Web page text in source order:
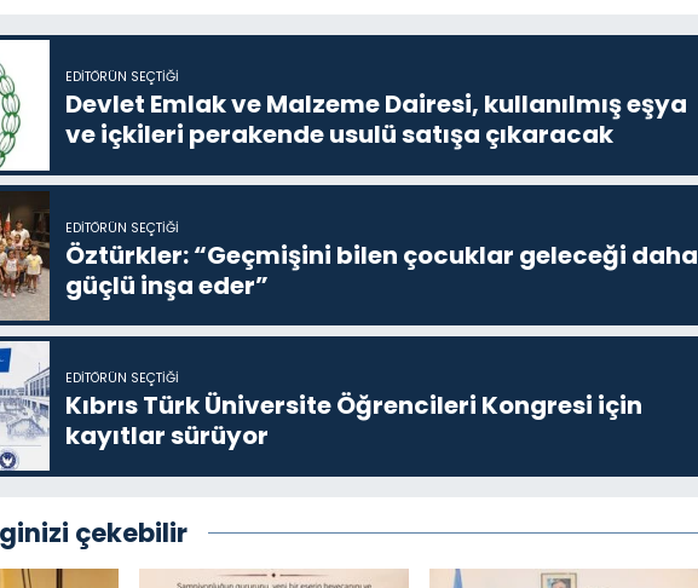
EDITÖRÜN SEÇTIĞI
Devlet Emlak ve Malzeme Dairesi, kullanılmış eşya
ve içkileri perakende usulü satışa çıkaracak
EDITÖRÜN SEÇTIĞI
Öztürkler: “Geçmişini bilen çocuklar geleceği daha
güçlü inşa eder”
EDITÖRÜN SEÇTIĞI
Kıbrıs Türk Üniversite Öğrencileri Kongresi için
kayıtlar sürüyor
çekebilir